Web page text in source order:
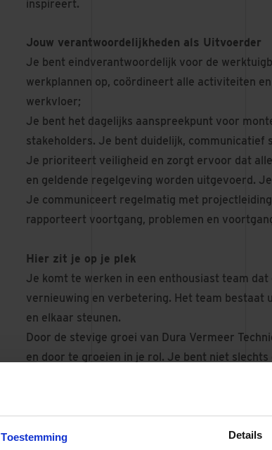
Toestemming Details
inspireert.
Jouw verantwoordelijkheden als Uitvoerder
Je bent eindverantwoordelijk voor de
werkplannen op, coördineert alle activiteiten
werkvloer;
Je bent het dagelijks aanspreekpunt voor
stakeholders. Je bent duidelijk, communicatief
Je prioriteert veiligheid en zorgt ervoor dat
en geldende regelgeving worden uitgevoerd.
Je communiceert regelmatig met
rapporteert voortgang, problemen en
Hier zit je op je plek
Je komt te werken in een enthousiast team
vernieuwing en verbetering. Het team bestaat
en elkaar steunen.
Door de stevige groei van Dura Vermeer
en door te groeien in je rol. Je bent niet
echt bijdraagt aan de oplossingen van
zetten, verbeteren en uit te breiden met
gelooft.